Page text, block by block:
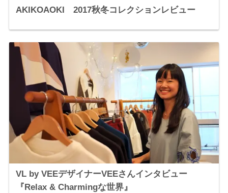
AKIKOAOKI 2017秋冬コレクションレビュー
VL by VEEデザイナーVEEさんインタビュー
『Relax & Charmingな世界』